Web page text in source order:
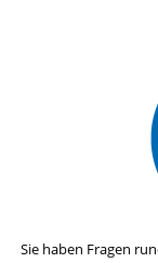
Sie haben Fragen